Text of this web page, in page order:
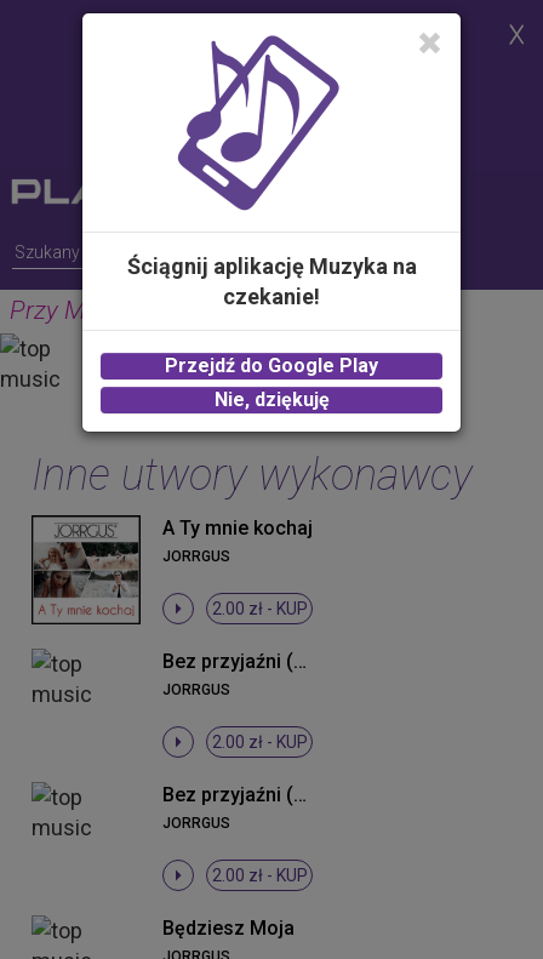
celu realizacji usług i zgodnie z
Polityką Plików Cookies.
Możesz określić warunki
przechowywania lub dostępu do
plików cookies w Twojej
przeglądarce
Przy Mnie na Wieki
JORRGUS
2.00 zł -KUP
Inne utwory wykonawcy
A Ty mnie kochaj
JORRGUS
2.00 zł - KUP
Bez przyjaźni (Radio Edit)
JORRGUS
2.00 zł - KUP
Bez przyjaźni (Remix)
JORRGUS
2.00 zł - KUP
Będziesz Moja
Ściągnij aplikację Muzyka na
czekanie!
Przejdź do Google Play
Nie, dziękuję